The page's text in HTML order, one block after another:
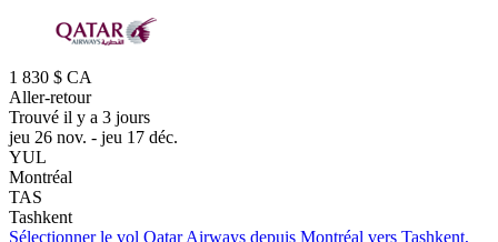
1 830 $ CA
Aller-retour
Trouvé il y a 3 jours
jeu 26 nov. - jeu 17 déc.
YUL
Montréal
TAS
Tashkent
Sélectionner le vol Qatar Airways depuis Montréal vers Tashkent,